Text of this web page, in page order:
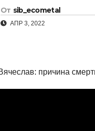
От sib_ecometal
АПР 3, 2022